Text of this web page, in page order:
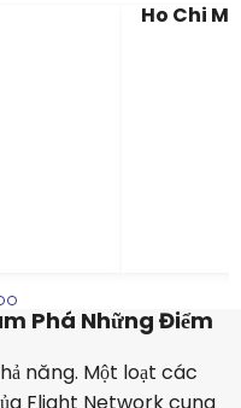
Ho Chi
Phá Những Điểm
năng. Một loạt các
Flight Network cung